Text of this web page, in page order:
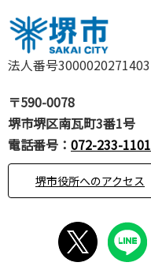
法人番号3000020271403
〒590-0078
堺市堺区南瓦町3番1号
電話番号： 072-233-1101
堺市役所へのアクセス